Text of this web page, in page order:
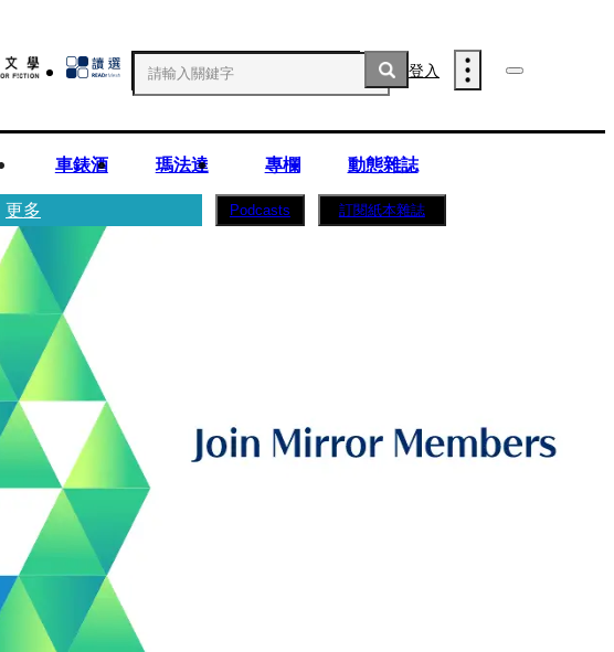
登入
車錶酒 瑪法達 專欄
動態雜誌
更多 Podcasts 訂閱紙本雜誌